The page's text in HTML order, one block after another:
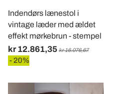
Indendørs lænestol i
vintage læder med ældet
effekt mørkebrun - stempel
kr 12.861,35 kr 16.076,67
- 20%